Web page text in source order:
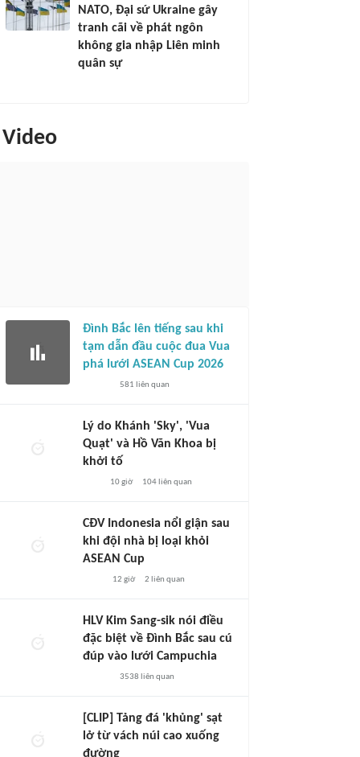
NATO, Đại sứ Ukraine gây
tranh cãi về phát ngôn
không gia nhập Liên minh
quân sự
Video
Đình Bắc lên tiếng sau khi
tạm dẫn đầu cuộc đua Vua
phá lưới ASEAN Cup 2026
581 liên quan
Lý do Khánh 'Sky', 'Vua
Quạt' và Hồ Văn Khoa bị
khởi tố
10 giờ 104liên quan
CĐV Indonesia nổi giận sau
khi đội nhà bị loại khỏi
ASEAN Cup
12 giờ 2 liên quan
HLV Kim Sang-sik nói điều
đặc biệt về Đình Bắc sau cú
đúp vào lưới Campuchia
3538 liên quan
[CLIP] Tảng đá 'khủng' sạt
lở từ vách núi cao xuống
đường